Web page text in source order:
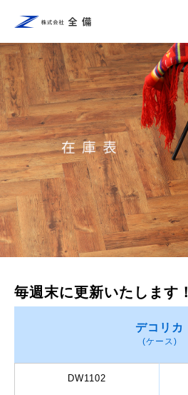
毎週末に更新いたします！
デコリカ
(ケース)
DW1102